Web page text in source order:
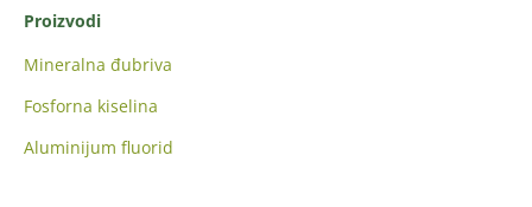
Proizvodi
Mineralna đubriva
Fosforna kiselina
Aluminijum fluorid